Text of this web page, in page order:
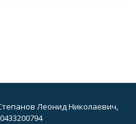
Леонид Николаевич,